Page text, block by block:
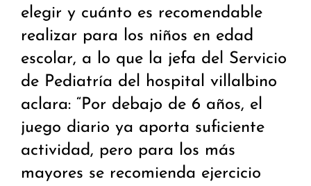
elegir y cuánto es recomendable
realizar para los niños en edad
escolar, a lo que la jefa del Servicio
de Pediatría del hospital villalbino
aclara: “Por debajo de 6 años, el
juego diario ya aporta suficiente
actividad, pero para los más
mayores se recomienda ejercicio